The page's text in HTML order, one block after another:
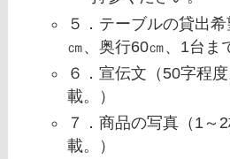
５．テーブルの貸出
㎝、奥行60㎝、1台ま
６．宣伝文（50字程
載。）
７．商品の写真（1～
載。）